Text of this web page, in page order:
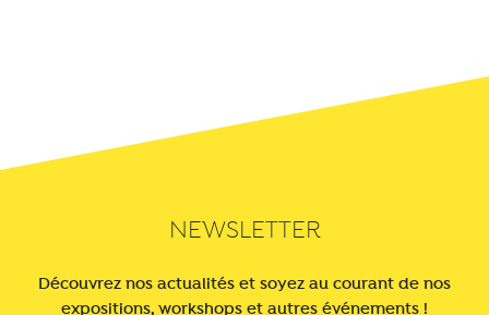
NEWSLETTER
Découvrez nos actualités et soyez au courant de nos
expositions, workshops et autres événements !